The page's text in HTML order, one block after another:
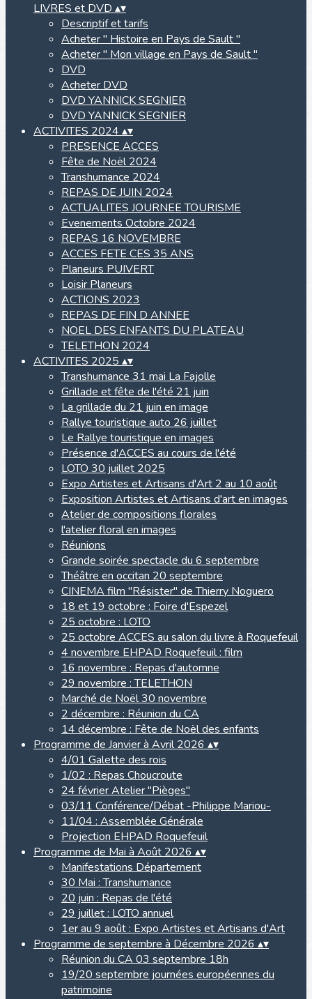
LIVRES et DVD ▴▾
Descriptif et tarifs
Acheter " Histoire en Pays de Sault "
Acheter " Mon village en Pays de Sault "
DVD
Acheter DVD
DVD YANNICK SEGNIER
DVD YANNICK SEGNIER
ACTIVITES 2024 ▴▾
PRESENCE ACCES
Fête de Noël 2024
Transhumance 2024
REPAS DE JUIN 2024
ACTUALITES JOURNEE TOURISME
Evenements Octobre 2024
REPAS 16 NOVEMBRE
ACCES FETE CES 35 ANS
Planeurs PUIVERT
Loisir Planeurs
ACTIONS 2023
REPAS DE FIN D ANNEE
NOEL DES ENFANTS DU PLATEAU
TELETHON 2024
ACTIVITES 2025 ▴▾
Transhumance 31 mai La Fajolle
Grillade et fête de l'été 21 juin
La grillade du 21 juin en image
Rallye touristique auto 26 juillet
Le Rallye touristique en images
Présence d'ACCES au cours de l'été
LOTO 30 juillet 2025
Expo Artistes et Artisans d'Art 2 au 10 août
Exposition Artistes et Artisans d'art en images
Atelier de compositions florales
l'atelier floral en images
Réunions
Grande soirée spectacle du 6 septembre
Théâtre en occitan 20 septembre
CINEMA film "Résister" de Thierry Noguero
18 et 19 octobre : Foire d'Espezel
25 octobre : LOTO
25 octobre ACCES au salon du livre à Roquefeuil
4 novembre EHPAD Roquefeuil : film
16 novembre : Repas d'automne
29 novembre : TELETHON
Marché de Noël 30 novembre
2 décembre : Réunion du CA
14 décembre : Fête de Noël des enfants
Programme de Janvier à Avril 2026 ▴▾
4/01 Galette des rois
1/02 : Repas Choucroute
24 février Atelier "Pièges"
03/11 Conférence/Débat -Philippe Mariou-
11/04 : Assemblée Générale
Projection EHPAD Roquefeuil
Programme de Mai à Août 2026 ▴▾
Manifestations Département
30 Mai : Transhumance
20 juin : Repas de l'été
29 juillet : LOTO annuel
1er au 9 août : Expo Artistes et Artisans d'Art
Programme de septembre à Décembre 2026 ▴▾
Réunion du CA 03 septembre 18h
19/20 septembre journées européennes du
patrimoine